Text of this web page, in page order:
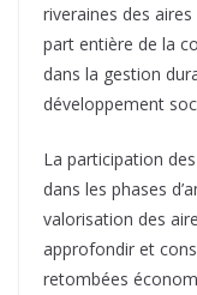
riveraines des
part entière de la
dans la gestion
développement
La participation
dans les phases
valorisation des
approfondir et
retombées